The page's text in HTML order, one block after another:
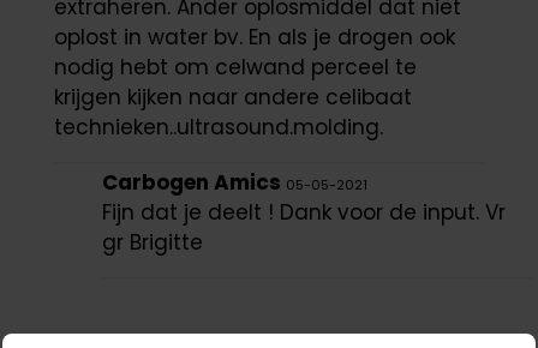
extraheren. Ander oplosmiddel dat niet
oplost in water bv. En als je drogen ook
nodig hebt om celwand perceel te
krijgen kijken naar andere celibaat
technieken..ultrasound.molding.
Carbogen Amics 05-05-2021
Fijn dat je deelt ! Dank voor de input. Vr
gr Brigitte